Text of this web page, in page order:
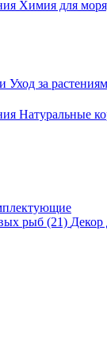
Химия для
Уход за
Натуральные
рыб (21) Декор